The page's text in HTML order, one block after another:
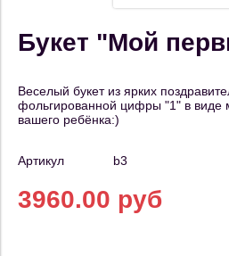
Букет "Мой
Веселый букет из ярких
фольгированной цифры "1" в виде
вашего ребёнка:)
Артикул b3
3960.00 руб